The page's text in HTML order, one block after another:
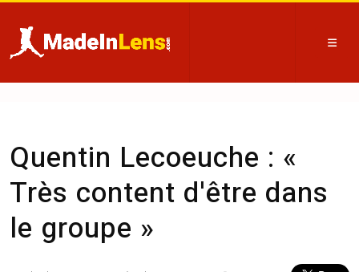
Quentin Lecoeuche : «
Très content d'être dans
le groupe »